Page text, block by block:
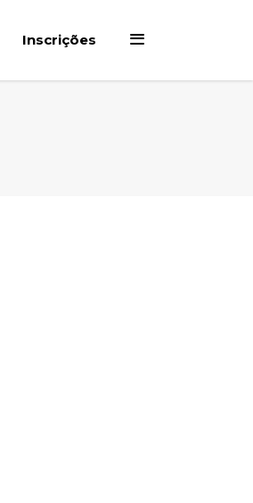
Inscrições